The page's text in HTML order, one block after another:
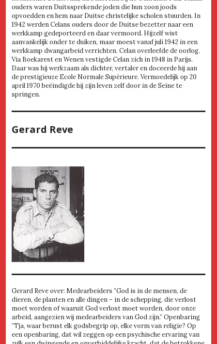
ouders waren Duitssprekende joden die hun zoon joods
opvoedden en hem naar Duitse christelijke scholen stuurden. In
1942 werden Celans ouders door de Duitse bezetter naar een
werkkamp gedeporteerd en daar vermoord. Hijzelf wist
aanvankelijk onder te duiken, maar moest vanaf juli 1942 in een
werkkamp dwangarbeid verrichten. Celan overleefde de oorlog.
Via Boekarest en Wenen vestigde Celan zich in 1948 in Parijs.
Daar was hij werkzaam als dichter, vertaler en doceerde hij aan
de prestigieuze Ecole Normale Supérieure. Vermoedelijk op 20
april 1970 beëindigde hij zijn leven zelf door in de Seine te
springen.
Gerard Reve
Gerard Reve over: Medearbeiders ”God is in de mensen, de
dieren, de planten en alle dingen – in de schepping, die verlost
moet worden of waaruit God verlost moet worden, door onze
arbeid, aangezien wij medearbeiders van God zijn.” Openbaring
”Tja, waar berust elk godsbegrip op, elke vorm van religie? Op
een openbaring, dat wil zeggen op een psychische ervaring van